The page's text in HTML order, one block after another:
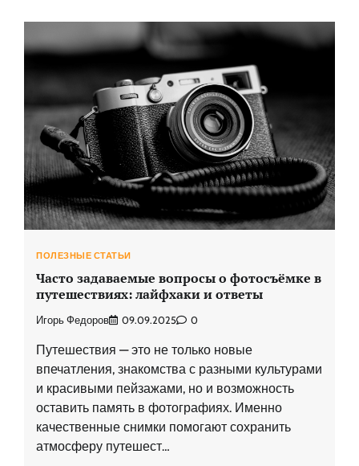
ПОЛЕЗНЫЕ СТАТЬИ
Часто задаваемые вопросы о фотосъёмке в
путешествиях: лайфхаки и ответы
Игорь Федоров 09.09.2025 0
Путешествия — это не только новые
впечатления, знакомства с разными культурами
и красивыми пейзажами, но и возможность
оставить память в фотографиях. Именно
качественные снимки помогают сохранить
атмосферу путешест…